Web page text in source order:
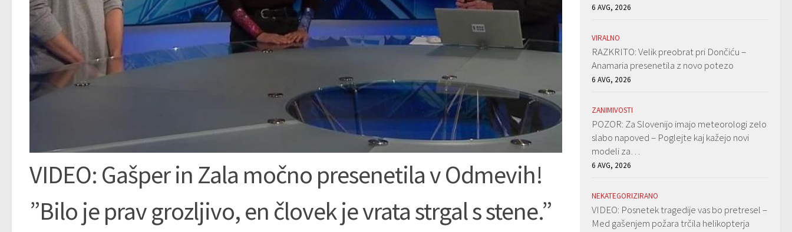
VIDEO: Gašper in Zala močno presenetila v Odmevih!
”Bilo je prav grozljivo, en človek je vrata strgal s stene.”
6 AVG, 2026
VIRALNO
RAZKRITO: Velik preobrat pri Dončiću –
Anamaria presenetila z novo potezo
6 AVG, 2026
ZANIMIVOSTI
POZOR: Za Slovenijo imajo meteorologi zelo
slabo napoved – Poglejte kaj kažejo novi
modeli za…
6 AVG, 2026
NEKATEGORIZIRANO
VIDEO: Posnetek tragedije vas bo pretresel –
Med gašenjem požara trčila helikopterja